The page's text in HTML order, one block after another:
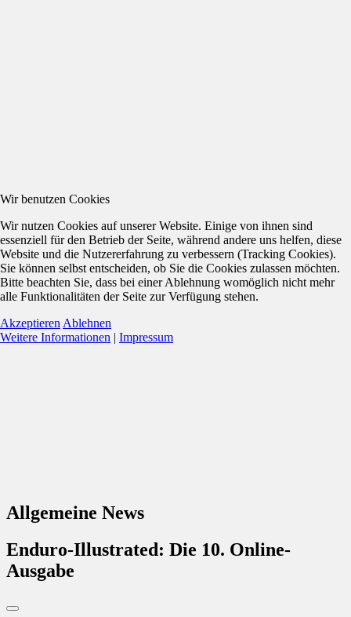
Allgemeine News
Enduro-Illustrated: Die 10. Online-
Ausgabe
Wir benutzen Cookies
Wir nutzen Cookies auf unserer Website. Einige von ihnen sind
essenziell für den Betrieb der Seite, während andere uns helfen, diese
Website und die Nutzererfahrung zu verbessern (Tracking Cookies).
Sie können selbst entscheiden, ob Sie die Cookies zulassen möchten.
Bitte beachten Sie, dass bei einer Ablehnung womöglich nicht mehr
alle Funktionalitäten der Seite zur Verfügung stehen.
Akzeptieren Ablehnen
Weitere Informationen | Impressum